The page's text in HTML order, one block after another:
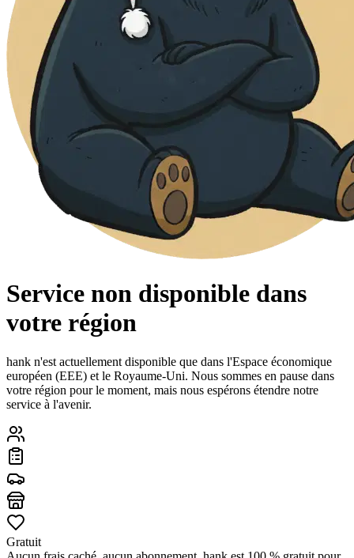
Service non disponible dans
votre région
hank n'est actuellement disponible que dans l'Espace économique
européen (EEE) et le Royaume-Uni. Nous sommes en pause dans
votre région pour le moment, mais nous espérons étendre notre
service à l'avenir.
Gratuit